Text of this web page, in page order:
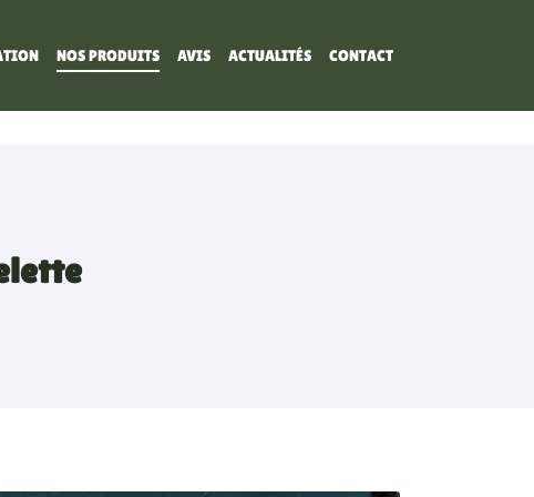
NOS PRODUITS AVIS ACTUALITÉS CONTACT